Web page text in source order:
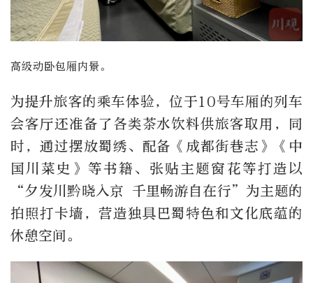
高级动卧包厢内景。
为提升旅客的乘车体验，位于10号车厢的列车
会客厅还准备了各类茶水饮料供旅客取用，同
时，通过摆放蜀绣、配备《成都街巷志》《中
国川菜史》等书籍、张贴主题窗花等打造以
“夕发川黔晓入京 千里畅游自在行”为主题的
拍照打卡墙，营造独具巴蜀特色和文化底蕴的
休憩空间。